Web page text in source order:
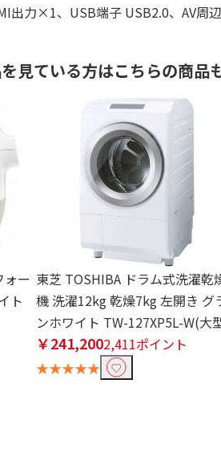
力×1、USB端子 USB2.0、AV周
見ている方はこちらの商品
ー
ト
東芝 TOSHIBA ドラム式洗濯乾
機 洗濯12kg 乾燥7kg 左開き グ
ンホワイト TW-127XP5L-W(大
￥241,2002,411ポイント
★★★★★